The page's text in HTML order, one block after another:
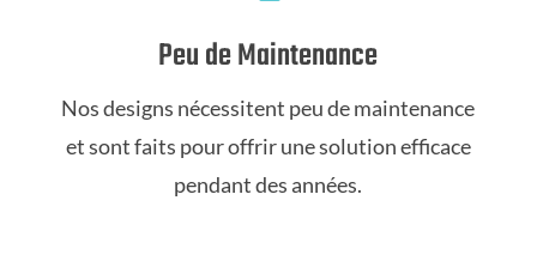
Peu de Maintenance
Nos designs nécessitent peu de maintenance
et sont faits pour offrir une solution efficace
pendant des années.